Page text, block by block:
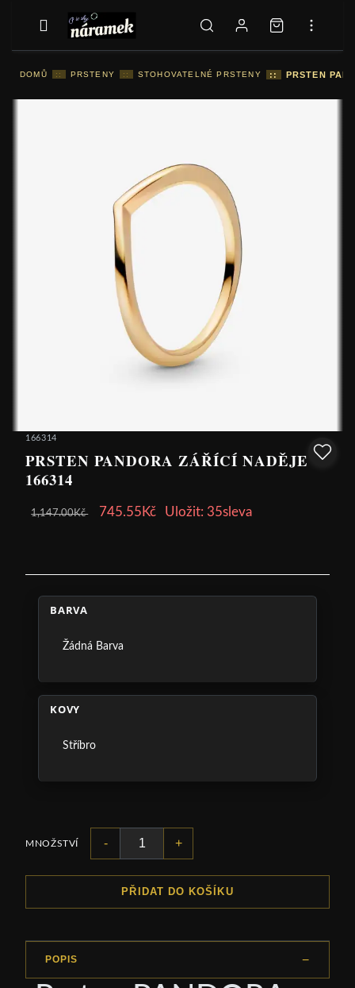
DOMŮ :: PRSTENY :: STOHOVATELNÉ PRSTENY :: PRSTEN
166314
PRSTEN PANDORA ZÁŘÍCÍ NADĚJE
166314
1,147.00Kč 745.55Kč Uložit: 35sleva
BARVA
Žádná Barva
KOVY
Stříbro
MNOŽSTVÍ - +
PŘIDAT DO KOŠÍKU
POPIS